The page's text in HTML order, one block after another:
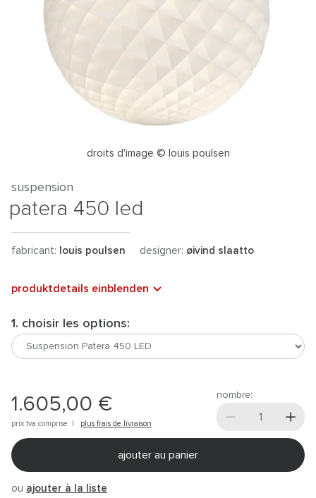
droits d'image © louis poulsen
suspension
patera 450 led
fabricant: louis poulsen designer: øivind slaatto
produktdetails einblenden
1. choisir les options:
1.605,00 €
prix tva comprise | plus frais de livraison
nombre:
ajouter au panier
ou ajouter à la liste